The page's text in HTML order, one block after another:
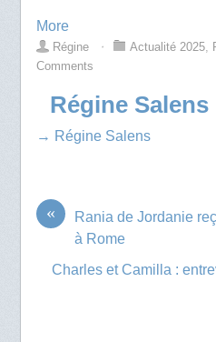
More
Régine ⋅ Actualité 2025,
Comments
Régine Salens
→ Régine Salens
«
Rania de Jordanie
à Rome
Charles et Camilla :